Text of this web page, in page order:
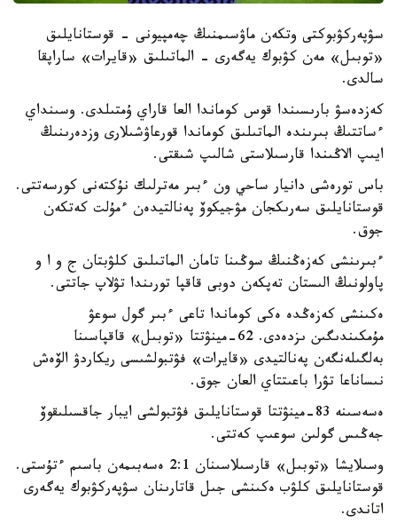
سۋپەركۋبوكتى وتكەن ماۋسىمنىڭ چەمپيونى - قوستانايلىق
«توبىل» مەن كۋبوك يەگەرى - الماتىلىق «قايرات» ساراپقا
سالدى.
كەزدەسۋ بارىسىندا قوس كوماندا العا قاراي ۇمتىلدى. وسىنداي
ءساتتىڭ بىرىندە الماتىلىق كوماندا قورعاۋشىلارى وزدەرىنىڭ
ايىپ الاڭىندا قارسىلاستى شالىپ شىقتى.
باس تورەشى دانيار ساحي ون ءبىر مەترلىك نۇكتەنى كورسەتتى.
قوستانايلىق سەرىكجان مۋجيكوۆ پەنالتيدەن ءمۇلت كەتكەن
جوق.
ءبىرىنشى كەزەڭنىڭ سوڭىنا تامان الماتىلىق كلۋبتان ج و ا و
پاولونىڭ الىستان تەپكەن دوبى قاقپا تورىندا تۋلاپ جاتتى.
ەكىنشى كەزەڭدە ەكى كوماندا تاعى ءبىر گول سوعۋ
مۇمكىندىگىن ىزدەدى. 62-مينۋتتا «توبىل» قاقپاسىنا
بەلگىلەنگەن پەنالتيدى «قايرات» فۋتبولشىسى ريكاردۋ الۆەش
نىساناعا تۋرا باعىتتاي العان جوق.
ەسەسىنە 83-مينۋتتا قوستانايلىق فۋتبولشى ايبار جاقسىلىقوۆ
جەڭىس گولىن سوعىپ كەتتى.
وسىلايشا «توبىل» قارسىلاسىنان 2:1 ەسەبىمەن باسىم ءتۇستى.
قوستانايلىق كلۋب ەكىنشى جىل قاتارىنان سۋپەركۋبوك يەگەرى
اتاندى.